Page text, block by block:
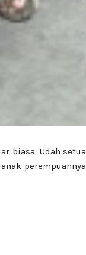
biasa. Udah setua
perempuannya